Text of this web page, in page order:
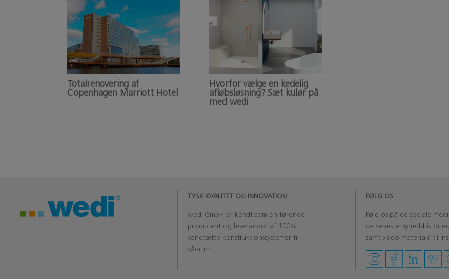
Totalrenovering af
Copenhagen Marriott Hotel
Hvorfor vælge en kedelig
afløbsløsning? Sæt kulør på
med wedi
TYSK KVALITET OG INNOVATION
wedi GmbH er kendt som en førende
producent og leverandør af 100%
vandtætte konstruktionssystemer til
vådrum.
FØLG OS
Følg os på de sociale
de seneste
samt video materiale til